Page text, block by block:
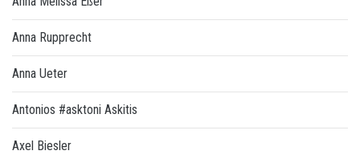
Anna Rupprecht
Anna Ueter
Antonios #asktoni Askitis
Axel Biesler